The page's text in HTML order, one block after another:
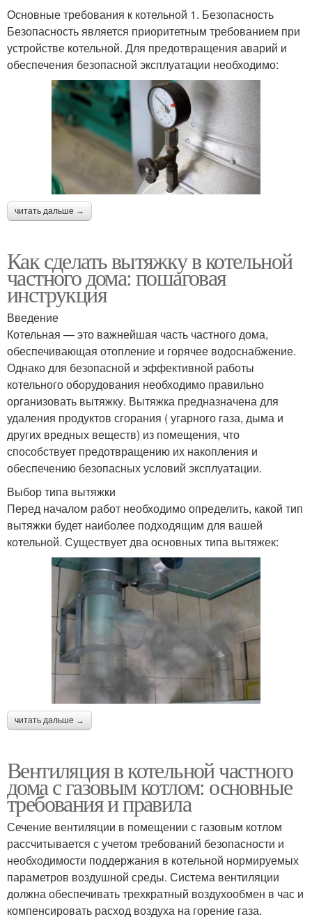
Основные требования к котельной 1. Безопасность
Безопасность является приоритетным требованием при
устройстве котельной. Для предотвращения аварий и
обеспечения безопасной эксплуатации необходимо:
читать дальше →
Как сделать вытяжку в котельной
частного дома: пошаговая
инструкция
Введение
Котельная — это важнейшая часть частного дома,
обеспечивающая отопление и горячее водоснабжение.
Однако для безопасной и эффективной работы
котельного оборудования необходимо правильно
организовать вытяжку. Вытяжка предназначена для
удаления продуктов сгорания ( угарного газа, дыма и
других вредных веществ) из помещения, что
способствует предотвращению их накопления и
обеспечению безопасных условий эксплуатации.
Выбор типа вытяжки
Перед началом работ необходимо определить, какой тип
вытяжки будет наиболее подходящим для вашей
котельной. Существует два основных типа вытяжек:
читать дальше →
Вентиляция в котельной частного
дома с газовым котлом: основные
требования и правила
Сечение вентиляции в помещении с газовым котлом
рассчитывается с учетом требований безопасности и
необходимости поддержания в котельной нормируемых
параметров воздушной среды. Система вентиляции
должна обеспечивать трехкратный воздухообмен в час и
компенсировать расход воздуха на горение газа.